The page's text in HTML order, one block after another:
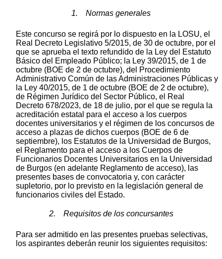
1. Normas generales
Este concurso se regirá por lo dispuesto en la LOSU, el
Real Decreto Legislativo 5/2015, de 30 de octubre, por el
que se aprueba el texto refundido de la Ley del Estatuto
Básico del Empleado Público; la Ley 39/2015, de 1 de
octubre (BOE de 2 de octubre), del Procedimiento
Administrativo Común de las Administraciones Públicas y
la Ley 40/2015, de 1 de octubre (BOE de 2 de octubre),
de Régimen Jurídico del Sector Público, el Real
Decreto 678/2023, de 18 de julio, por el que se regula la
acreditación estatal para el acceso a los cuerpos
docentes universitarios y el régimen de los concursos de
acceso a plazas de dichos cuerpos (BOE de 6 de
septiembre), los Estatutos de la Universidad de Burgos,
el Reglamento para el acceso a los Cuerpos de
Funcionarios Docentes Universitarios en la Universidad
de Burgos (en adelante Reglamento de acceso), las
presentes bases de convocatoria y, con carácter
supletorio, por lo previsto en la legislación general de
funcionarios civiles del Estado.
2. Requisitos de los concursantes
Para ser admitido en las presentes pruebas selectivas,
los aspirantes deberán reunir los siguientes requisitos: